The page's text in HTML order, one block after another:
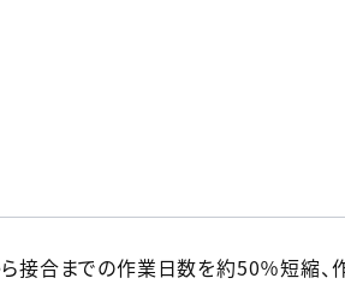
接合までの作業日数を約50％短縮